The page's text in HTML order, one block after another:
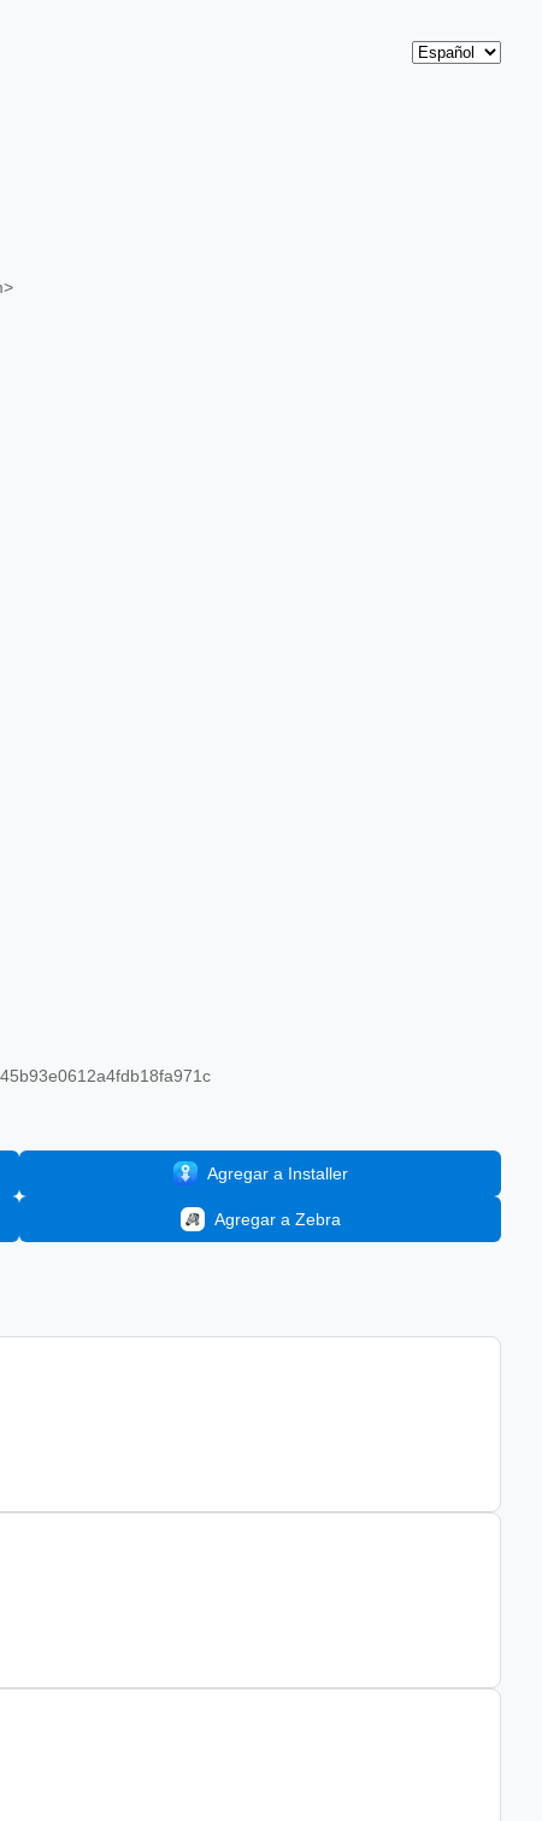
Agregar a Installer
Agregar a Zebra